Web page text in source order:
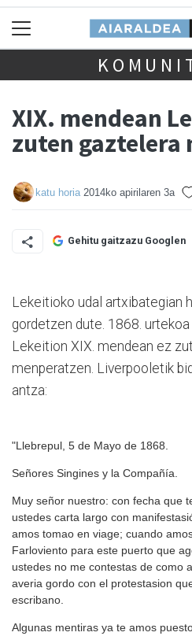
XIX. mendean
zuten gaztelera
katu horia 2014ko apirilaren 3a
Gehitu gaitzazu Googlen
Lekeitioko udal artxibategian
gordetzen dute. 1868.
Lekeition XIX. mendean ez
menperatzen. Liverpooletik
antza:
"Llebrepul, 5 de Mayo de 1868.
Señores Singines y la Compañía.
Muy señor nuestro: con fecha que
ustedes carta largo con
amos tomao en viage; cuando
Farloviento para este puerto que
ustedes no me contestas de como
averia gordo con el protestasion
escribano.
Algunas mentiras ya te amos